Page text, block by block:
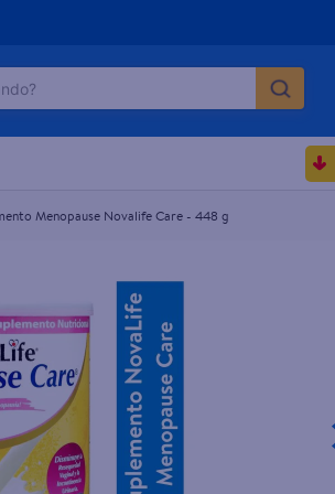
Menopause Novalife Care - 448 g
BUSCADOS